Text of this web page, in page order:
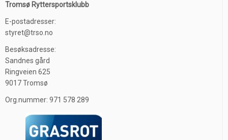
Tromsø Ryttersportsklubb
E-postadresser:
styret@trso.no
Besøksadresse:
Sandnes gård
Ringveien 625
9017 Tromsø
Org.nummer: 971 578 289